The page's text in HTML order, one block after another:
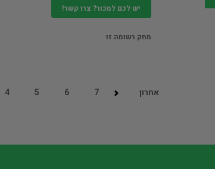
יש לכם למכור? צרו קשר!
מחק רשומה זו
4 5 6 7 אחרון